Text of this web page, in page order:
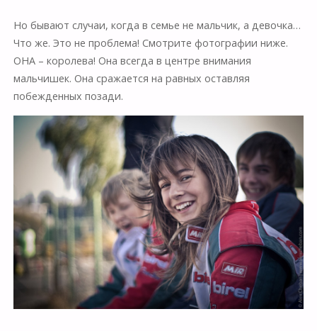
Но бывают случаи, когда в семье не мальчик, а девочка…
Что же. Это не проблема! Смотрите фотографии ниже.
ОНА – королева! Она всегда в центре внимания
мальчишек. Она сражается на равных оставляя
побежденных позади.